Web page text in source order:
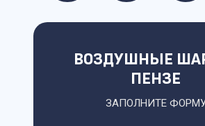
ЗАПОЛНИТЕ
ВОЗДУШНЫЕ
ПЕНЗЕ